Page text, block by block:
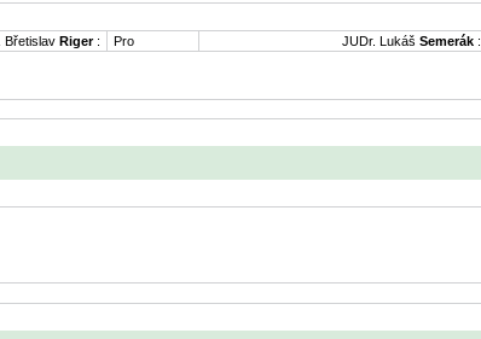
Břetislav Riger: Pro JUDr. Lukáš Semerák :